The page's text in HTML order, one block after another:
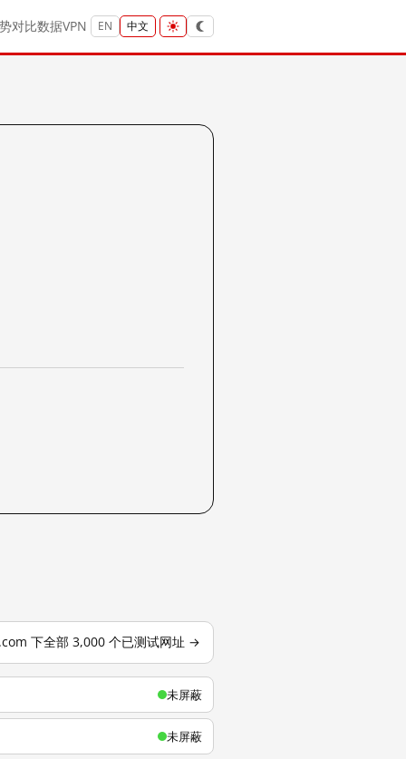
对比数据VPN EN 中文
下全部 3,000 个已测试网址 →
未屏蔽
未屏蔽